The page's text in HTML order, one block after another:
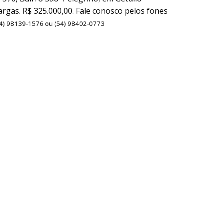
R$ 325.000,00. Fale conosco pelos fones
98139-1576 ou (54) 98402-0773